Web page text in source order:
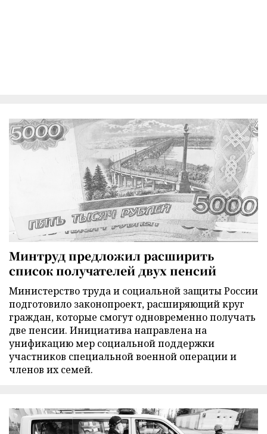
Минтруд предложил расширить
список получателей двух пенсий
Министерство труда и социальной защиты России
подготовило законопроект, расширяющий круг
граждан, которые смогут одновременно получать
две пенсии. Инициатива направлена на
унификацию мер социальной поддержки
участников специальной военной операции и
членов их семей.